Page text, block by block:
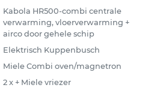
Kabola HR500-combi centrale
verwarming, vloerverwarming +
airco door gehele schip
Elektrisch Kuppenbusch
Miele Combi oven/magnetron
2 x + Miele vriezer